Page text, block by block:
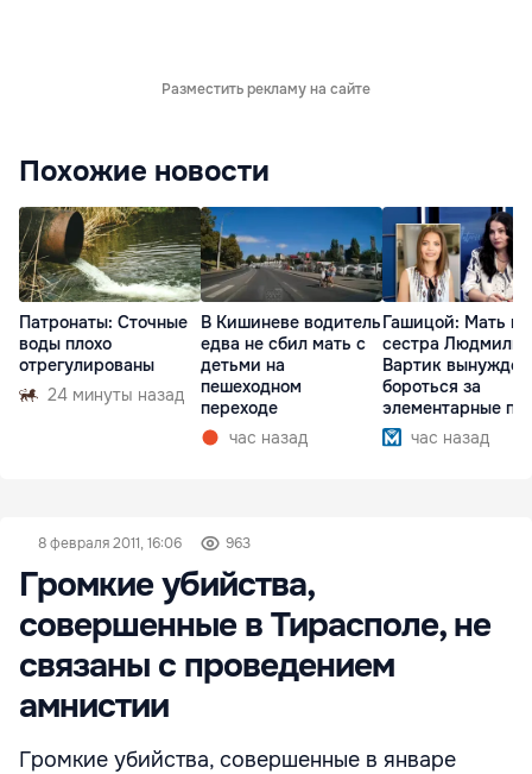
Разместить рекламу на сайте
Похожие новости
Патронаты: Сточные
воды плохо
отрегулированы
24 минуты назад
В Кишиневе водитель
едва не сбил мать с
детьми на
пешеходном
переходе
час назад
Гашицой: Мать и
сестра Людмилы
Вартик
бороться за
элементарные
час назад
8 февраля 2011, 16:06 963
Громкие убийства,
совершенные в Тирасполе, не
связаны с проведением
амнистии
Громкие убийства, совершенные в январе